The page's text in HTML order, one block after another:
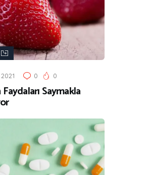
0 0
Saymakla